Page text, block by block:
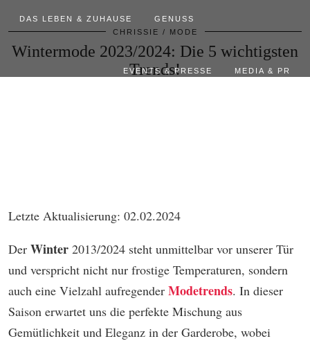
DAS LEBEN & ZUHAUSE GENUSS
EVENTS & PRESSE MEDIA & PR
CHRISSIE MODE
Wintermode 2023/2024: Die 5 wichtigsten
Trends!
Letzte Aktualisierung: 02.02.2024
Der Winter 2013/2024 steht unmittelbar vor unserer Tür
und verspricht nicht nur frostige Temperaturen, sondern
auch eine Vielzahl aufregender Modetrends. In dieser
Saison erwartet uns die perfekte Mischung aus
Gemütlichkeit und Eleganz in der Garderobe, wobei